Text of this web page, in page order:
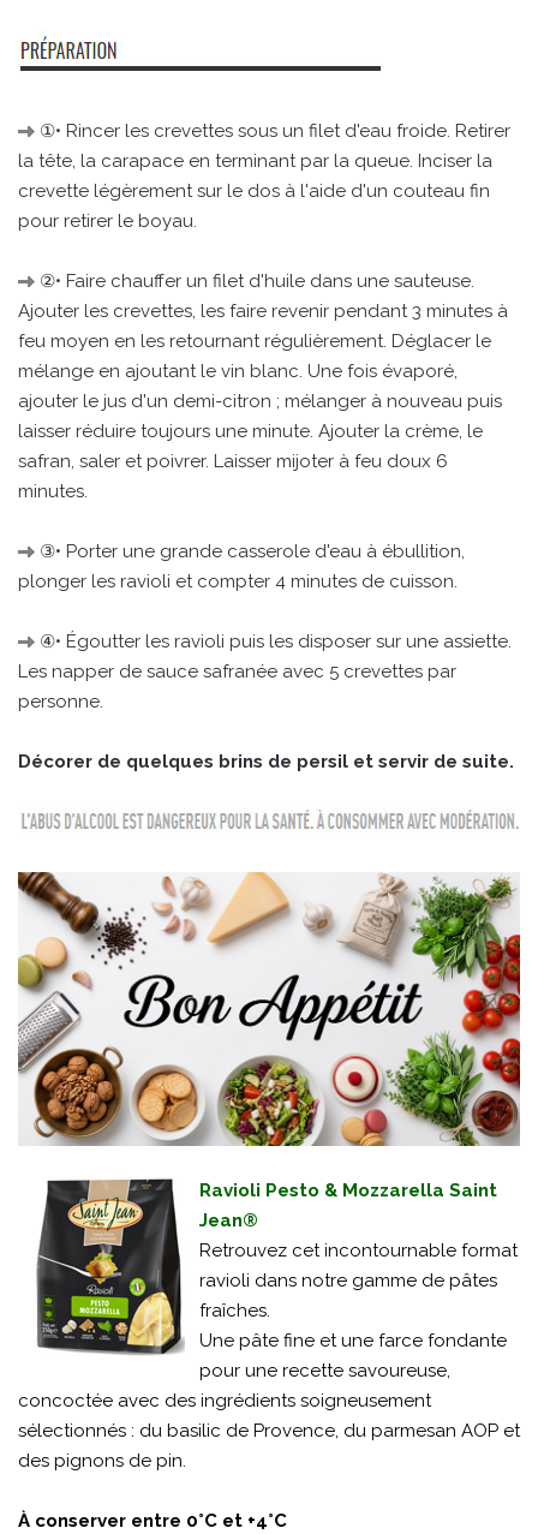
①• Rincer les crevettes sous un filet d'eau froide. Retirer
la tête, la carapace en terminant par la queue. Inciser la
crevette légèrement sur le dos à l'aide d'un couteau fin
pour retirer le boyau.
②• Faire chauffer un filet d'huile dans une sauteuse.
Ajouter les crevettes, les faire revenir pendant 3 minutes à
feu moyen en les retournant régulièrement. Déglacer le
mélange en ajoutant le vin blanc. Une fois évaporé,
ajouter le jus d'un demi-citron ; mélanger à nouveau puis
laisser réduire toujours une minute. Ajouter la crème, le
safran, saler et poivrer. Laisser mijoter à feu doux 6
minutes.
③• Porter une grande casserole d'eau à ébullition,
plonger les ravioli et compter 4 minutes de cuisson.
④• Égoutter les ravioli puis les disposer sur une assiette.
Les napper de sauce safranée avec 5 crevettes par
personne.
Décorer de quelques brins de persil et servir de suite.
Ravioli Pesto & Mozzarella Saint
Jean®
Retrouvez cet incontournable format
ravioli dans notre gamme de pâtes
fraîches.
Une pâte fine et une farce fondante
pour une recette savoureuse,
concoctée avec des ingrédients soigneusement
sélectionnés : du basilic de Provence, du parmesan AOP et
des pignons de pin.
À conserver entre 0°C et +4°C